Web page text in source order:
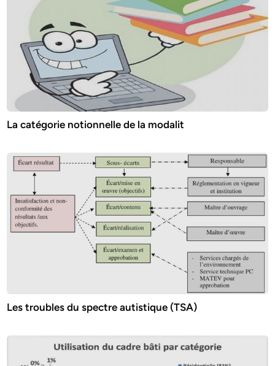
La catégorie notionnelle de la modalit
Les troubles du spectre autistique (TSA)